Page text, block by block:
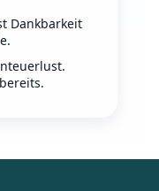
Dankbarkeit